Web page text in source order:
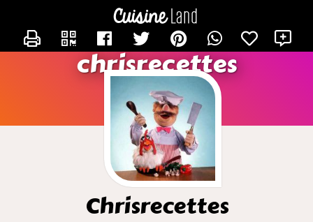
chrisrecettes
Chrisrecettes
CONTACTER CHRISRECETTES